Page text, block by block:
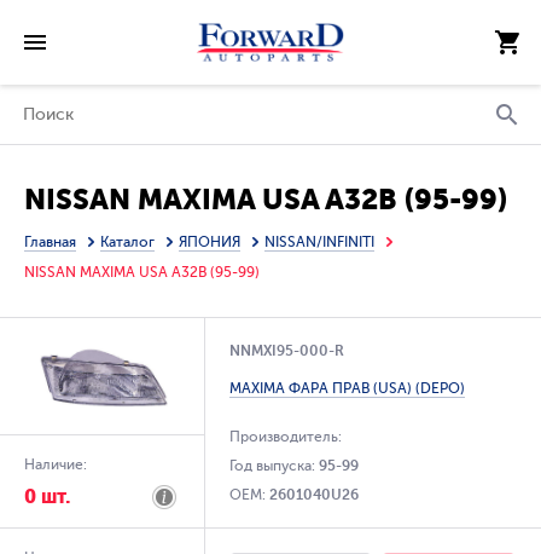
NISSAN MAXIMA USA A32B (95-99)
Главная Каталог ЯПОНИЯ
NISSAN/INFINITI
NISSAN MAXIMA USA A32B (95-99)
Наличие:
0 шт.
NNMXI95-000-R
MAXIMA ФАРА ПРАВ (USA) (DEPO)
Производитель:
Год выпуска:95-99
OEM:2601040U26